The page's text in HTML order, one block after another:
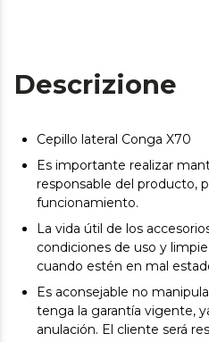
Descrizione
Cepillo lateral Conga X70
Es importante realizar
responsable del producto,
funcionamiento.
La vida útil de los
condiciones de uso y
cuando estén en mal
Es aconsejable no
tenga la garantía vigente,
anulación. El cliente será